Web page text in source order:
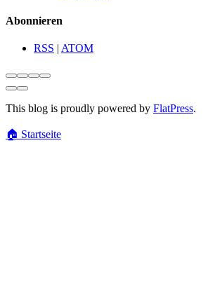
Abonnieren
RSS | ATOM
This blog is proudly powered by FlatPress.
🏠 Startseite